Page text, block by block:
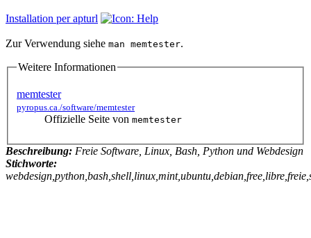
Installation per apturl
Zur Verwendung siehe man memtester.
Weitere Informationen
memtester
pyropus.ca./software/memtester
Offizielle Seite von memtester
Beschreibung: Freie Software, Linux, Bash, Python und Webdesign
Stichworte: